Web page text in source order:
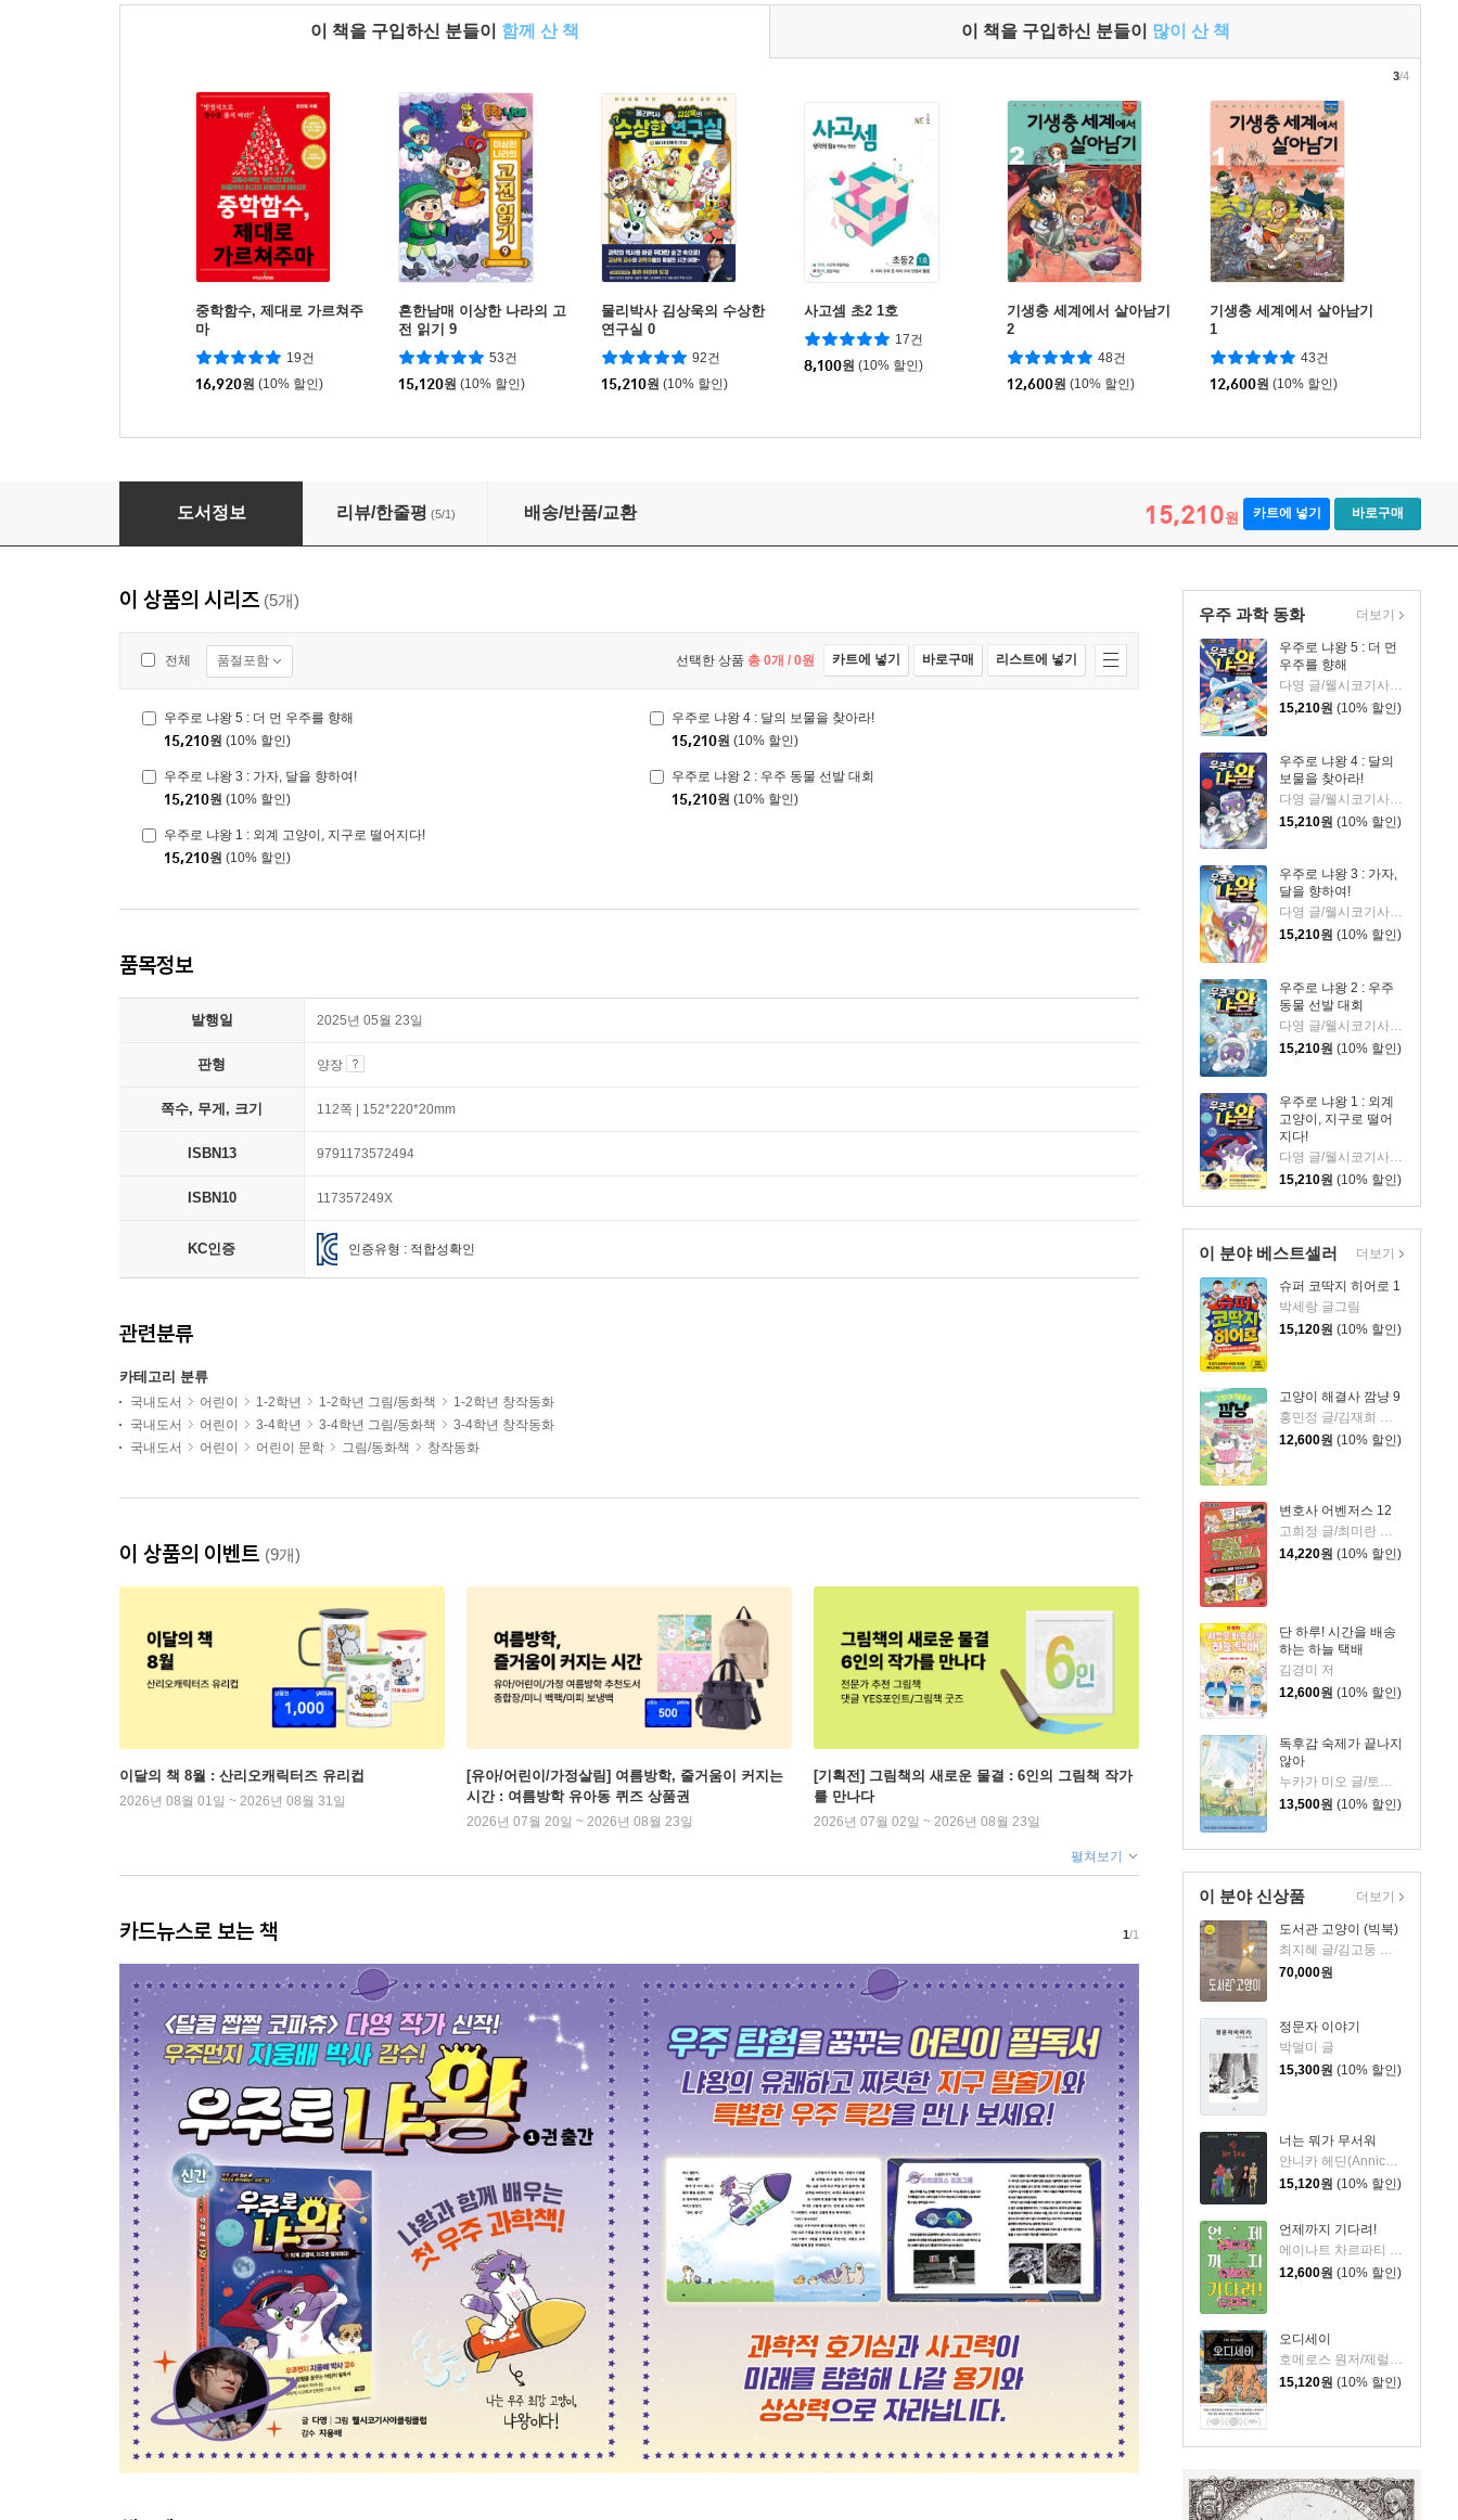
이 책을 구입하신 분들이 함께 산 책 이 책을 구입하신 분들이 많이 산 책
중학함수, 제대로 가르쳐주
마
19건
16,920원 (10% 할인)
흔한남매 이상한 나라의 고
전 읽기 9
53건
15,120원 (10% 할인)
물리박사 김상욱의 수상한
연구실 0
92건
15,210원 (10% 할인)
사고셈 초2 1호
17건
8,100원 (10% 할인)
기생충 세계에서 살아남기
2
48건
12,600원 (10% 할인)
기생충 세계에서 살아남기
1
43건
12,600원 (10% 할인)
3/4
우주로 냐왕 1 : 외계 고양이, 지구로 떨어지다!
도서정보 리뷰/한줄평 (5/1) 배송/반품/교환 15,210원 카트에 넣기 바로구매
우주 과학 동화
우주로 냐왕 5 : 더 먼
우주를 향해
다영 글/웰시코기사이클링클럽 그림/지웅배 감수
15,210원 (10% 할인)
우주로 냐왕 4 : 달의
보물을 찾아라!
다영 글/웰시코기사이클링클럽 그림/지웅배 감수
15,210원 (10% 할인)
우주로 냐왕 3 : 가자,
달을 향하여!
다영 글/웰시코기사이클링클럽 그림/지웅배 감수
15,210원 (10% 할인)
우주로 냐왕 2 : 우주
동물 선발 대회
다영 글/웰시코기사이클링클럽 그림/지웅배 감수
15,210원 (10% 할인)
우주로 냐왕 1 : 외계
고양이, 지구로 떨어
지다!
다영 글/웰시코기사이클링클럽 그림/지웅배 감수
15,210원 (10% 할인)
더보기
이 분야 베스트셀러
슈퍼 코딱지 히어로 1
박세랑 글그림
15,120원 (10% 할인)
고양이 해결사 깜냥 9
홍민정 글/김재희 그림
12,600원 (10% 할인)
변호사 어벤저스 12
고희정 글/최미란 그림/신주영 감수
14,220원 (10% 할인)
단 하루! 시간을 배송
하는 하늘 택배
김경미 저
12,600원 (10% 할인)
독후감 숙제가 끝나지
않아
13,500원 (10% 할인)
더보기
이 분야 신상품
도서관 고양이 (빅북)
70,000원
정문자 이야기
박멀미 글
15,300원 (10% 할인)
너는 뭐가 무서워
15,120원 (10% 할인)
언제까지 기다려!
에이나트 차르파티 글그림/정재원 역
12,600원 (10% 할인)
오디세이
호메로스 원저/제럴딘 매코크런 글/김재용 역/장시은 감수
15,120원 (10% 할인)
더보기
이 상품의 시리즈 (5개)
전체 품절포함 선택한 상품 총 0개 / 0원 카트에 넣기 바로구매 리스트에 넣기
우주로 냐왕 5 : 더 먼 우주를 향해
15,210원 (10% 할인)
우주로 냐왕 4 : 달의 보물을 찾아라!
15,210원 (10% 할인)
우주로 냐왕 3 : 가자, 달을 향하여!
15,210원 (10% 할인)
우주로 냐왕 2 : 우주 동물 선발 대회
15,210원 (10% 할인)
우주로 냐왕 1 : 외계 고양이, 지구로 떨어지다!
15,210원 (10% 할인)
품목정보
발행일 2025년 05월 23일
판형 양장
쪽수, 무게, 크기 112쪽 | 152*220*20mm
ISBN13 9791173572494
ISBN10 117357249X
KC인증 인증유형 : 적합성확인
관련분류
카테고리 분류
국내도서 어린이 1-2학년 1-2학년 그림/동화책
1-2학년 창작동화
국내도서
어린이 3-4학년 3-4학년 그림/동화책
3-4학년 창작동화
국내도서
어린이 어린이 문학 그림/동화책 창작동화
이 상품의 이벤트 (9개)
이달의 책 8월 : 산리오캐릭터즈 유리컵
2026년 08월 01일 ~ 2026년 08월 31일
[유아/어린이/가정살림] 여름방학, 줄거움이 커지는
시간 : 여름방학 유아동 퀴즈 상품권
2026년 07월 20일 ~ 2026년 08월 23일
[기획전] 그림책의 새로운 물결 : 6인의 그림책 작가
를 만나다
2026년 07월 02일 ~ 2026년 08월 23일
펼쳐보기
카드뉴스로 보는 책 1/1